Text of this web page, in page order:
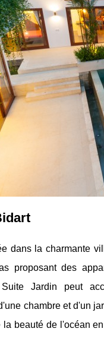
dans la charmante
proposant des
Jardin peut
chambre et d'un
beauté de l'océan